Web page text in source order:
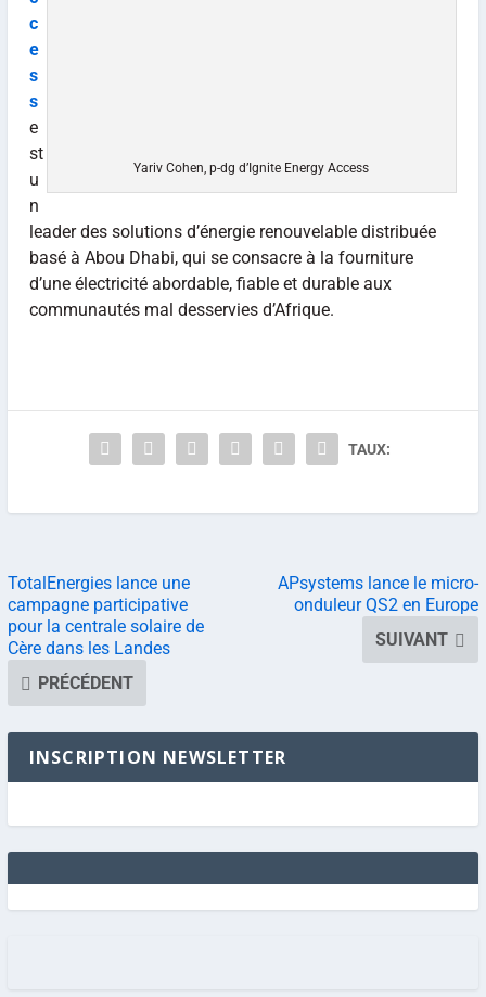
Yariv Cohen, p-dg d’Ignite Energy Access
c
e
s
s
e
st
u
n
leader des solutions d’énergie renouvelable distribuée
basé à Abou Dhabi, qui se consacre à la fourniture
d’une électricité abordable, fiable et durable aux
communautés mal desservies d’Afrique.
TAUX:
TotalEnergies lance une
campagne participative
pour la centrale solaire de
Cère dans les Landes
PRÉCÉDENT
APsystems lance le micro-
onduleur QS2 en Europe
SUIVANT
INSCRIPTION NEWSLETTER